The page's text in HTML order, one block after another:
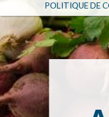
POLITIQUE DE